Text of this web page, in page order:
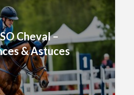
Cheval –
& Astuces